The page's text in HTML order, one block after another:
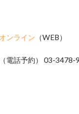
ンライン （WEB）
電話予約） 03-